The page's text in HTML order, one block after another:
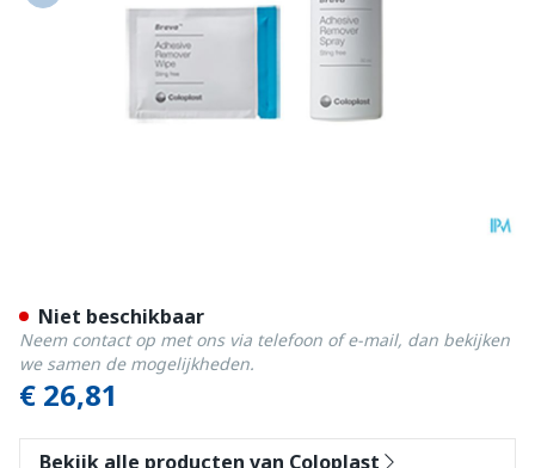
€ 26,81
Niet beschikbaar
Neem contact op met ons via telefoon of e-mail, dan bekijken
we samen de mogelijkheden.
Bekijk alle producten van Coloplast